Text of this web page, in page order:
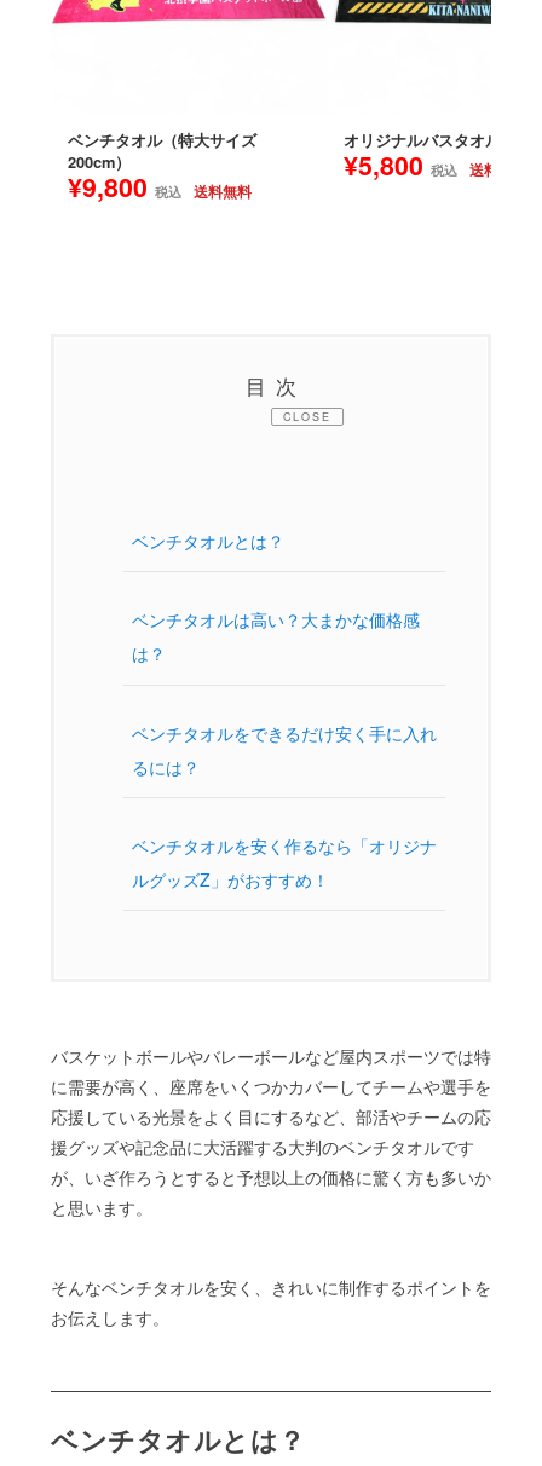
ベンチタオル（特大サイズ
200cm）
¥9,800 税込 送料無料
オリジナルバスタオル
¥5,800 税込 送料無料
目次
CLOSE
ベンチタオルとは？
ベンチタオルは高い？大まかな価格感
は？
ベンチタオルをできるだけ安く手に入れ
るには？
ベンチタオルを安く作るなら「オリジナ
ルグッズZ」がおすすめ！
バスケットボールやバレーボールなど屋内スポーツでは特
に需要が高く、座席をいくつかカバーしてチームや選手を
応援している光景をよく目にするなど、部活やチームの応
援グッズや記念品に大活躍する大判のベンチタオルです
が、いざ作ろうとすると予想以上の価格に驚く方も多いか
と思います。
そんなベンチタオルを安く、きれいに制作するポイントを
お伝えします。
ベンチタオルとは？